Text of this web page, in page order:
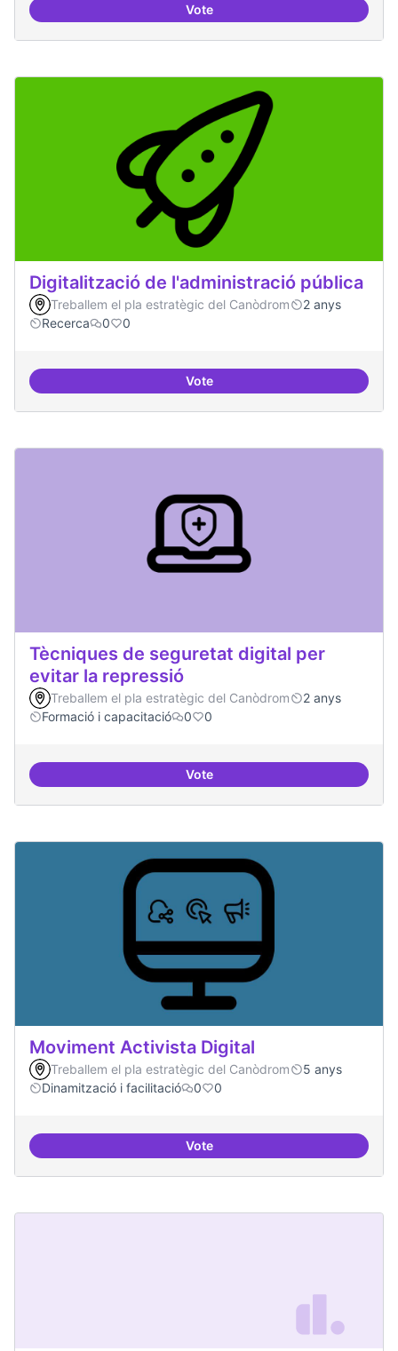
VoteDefinició del currículum del
Digitalització de l'administració pública
Treballem el pla estratègic del Canòdrom
2 anys
Recerca
0 0
VoteDigitalització de l'administració
Tècniques de seguretat digital per
evitar la repressió
Treballem el pla estratègic del Canòdrom
2 anys
Formació i capacitació
0 0
VoteTècniques de seguretat digital
Moviment Activista Digital
Treballem el pla estratègic del Canòdrom
5 anys
Dinamització i facilitació
0 0
VoteMoviment Activista Digital